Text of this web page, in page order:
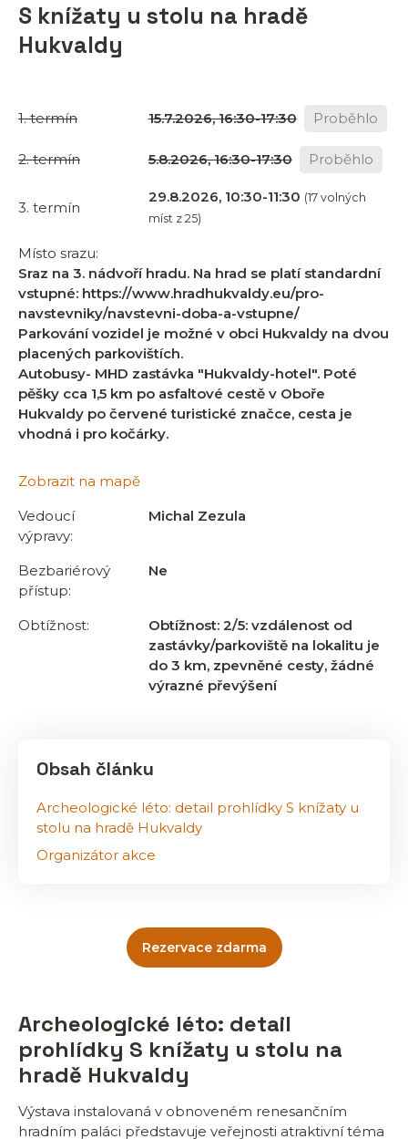
S knížaty u stolu na hradě
Hukvaldy
1. termín 15.7.2026, 16:30-17:30 Proběhlo
2. termín 5.8.2026, 16:30-17:30 Proběhlo
3. termín
29.8.2026, 10:30-11:30 (17 volných
míst z 25)
Místo srazu:
Sraz na 3. nádvoří hradu. Na hrad se platí standardní
vstupné: https://www.hradhukvaldy.eu/pro-
navstevniky/navstevni-doba-a-vstupne/
Parkování vozidel je možné v obci Hukvaldy na dvou
placených parkovištích.
Autobusy- MHD zastávka "Hukvaldy-hotel". Poté
pěšky cca 1,5 km po asfaltové cestě v Oboře
Hukvaldy po červené turistické značce, cesta je
vhodná i pro kočárky.
Zobrazit na mapě
Vedoucí
výpravy:
Michal Zezula
Bezbariérový
přístup:
Ne
Obtížnost:
Obtížnost: 2/5: vzdálenost od
zastávky/parkoviště na lokalitu je
do 3 km, zpevněné cesty, žádné
výrazné převýšení
Obsah článku
Archeologické léto: detail prohlídky S knížaty u
stolu na hradě Hukvaldy
Organizátor akce
Rezervace zdarma
Archeologické léto: detail
prohlídky S knížaty u stolu na
hradě Hukvaldy
Výstava instalovaná v obnoveném renesančním
hradním paláci představuje veřejnosti atraktivní téma